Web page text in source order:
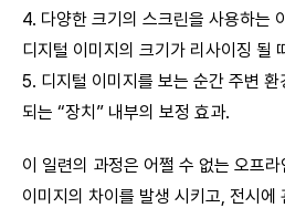
4. 다양한 크기의 스크린을 사용하는
디지털 이미지의 크기가 리사이징 될
5. 디지털 이미지를 보는 순간 주변
되는 “장치” 내부의 보정 효과.
이 일련의 과정은 어쩔 수 없는 오프
이미지의 차이를 발생 시키고, 전시에